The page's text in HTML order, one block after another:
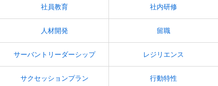
社員教育 社内研修
人材開発 留職
サーバントリーダーシップ レジリエンス
サクセッションプラン 行動特性